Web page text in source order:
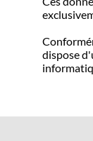
dispose